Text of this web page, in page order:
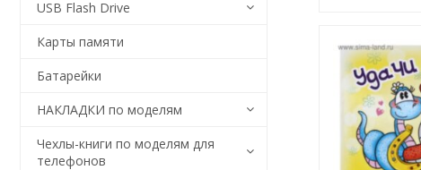
USB Flash Drive
Карты памяти
Батарейки
НАКЛАДКИ по моделям
Чехлы-книги по моделям для
телефонов